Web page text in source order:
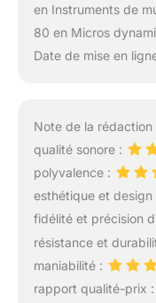
en Instruments de
80 en Micros
Date de mise en
Note de la rédaction
qualité sonore :
polyvalence :
esthétique et design
fidélité et précision
résistance et
maniabilité :
rapport qualité-prix :